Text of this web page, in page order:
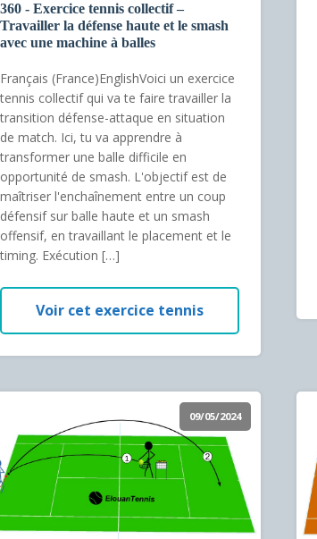
360 - Exercice tennis collectif –
Travailler la défense haute et le smash
avec une machine à balles
Français (France)EnglishVoici un exercice
tennis collectif qui va te faire travailler la
transition défense-attaque en situation
de match. Ici, tu va apprendre à
transformer une balle difficile en
opportunité de smash. L'objectif est de
maîtriser l'enchaînement entre un coup
défensif sur balle haute et un smash
offensif, en travaillant le placement et le
timing. Exécution […]
Voir cet exercice tennis
09/05/2024